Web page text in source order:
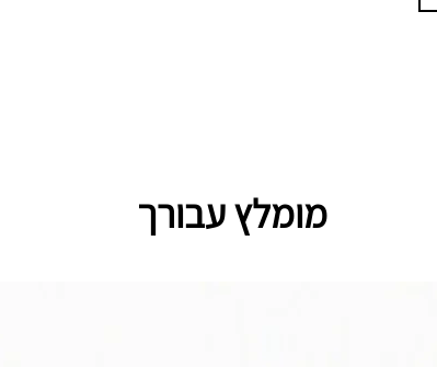
מומלץ עבורך